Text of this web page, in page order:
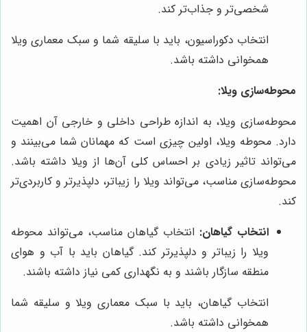
شخصی‌تر و جذاب‌تر کند.
انتخاب دکوراسیون، باید با سلیقه شما و سبک معماری ویلا
همخوانی داشته باشد.
محوطه‌سازی ویلا:
محوطه‌سازی ویلا، به اندازه طراحی داخلی و خارجی آن اهمیت
دارد. محوطه ویلا، اولین چیزی است که مهمانان شما می‌بینند و
می‌تواند تاثیر زیادی بر احساس کلی آن‌ها از ویلا داشته باشد.
محوطه‌سازی مناسب، می‌تواند ویلا را زیباتر، دلپذیرتر و کاربردی‌تر
کند.
انتخاب گیاهان: انتخاب گیاهان مناسب، می‌تواند محوطه
ویلا را زیباتر و دلپذیرتر کند. گیاهان باید با آب و هوای
منطقه سازگار باشند و به نگهداری کمی نیاز داشته باشند.
انتخاب گیاهان، باید با سبک معماری ویلا و سلیقه شما
همخوانی داشته باشد.